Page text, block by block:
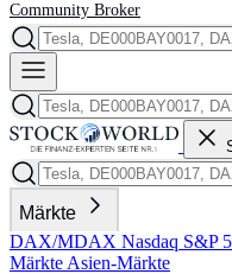
Community Broker
Märkte
DAX/MDAX Nasdaq S&P
Märkte Asien-Märkte